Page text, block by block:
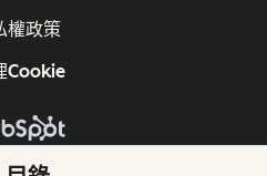
HubSpot, Inc.
權政策
Cookie